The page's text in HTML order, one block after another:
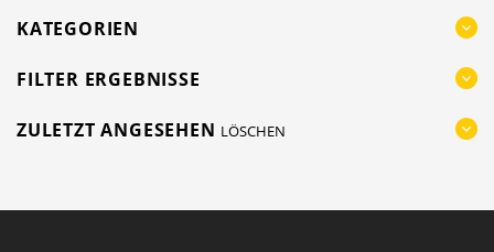
KATEGORIEN
FILTER ERGEBNISSE
ZULETZT ANGESEHEN LÖSCHEN